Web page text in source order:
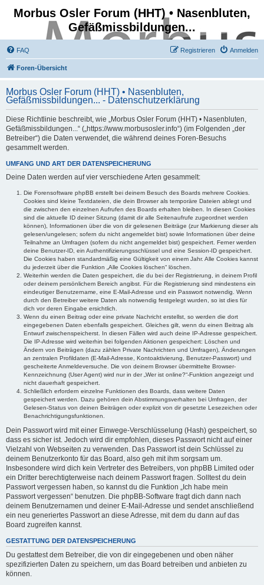
Morbus Osler Forum (HHT) • Nasenbluten,
Gefäßmissbildungen...
FAQ Anmelden
Registrieren
Foren-Übersicht
Morbus Osler Forum (HHT) • Nasenbluten,
Gefäßmissbildungen... - Datenschutzerklärung
Diese Richtlinie beschreibt, wie „Morbus Osler Forum (HHT) • Nasenbluten,
Gefäßmissbildungen...“ („https://www.morbusosler.info“) (im Folgenden „der
Betreiber“) die Daten verwendet, die während deines Foren-Besuchs
gesammelt werden.
UMFANG UND ART DER DATENSPEICHERUNG
Deine Daten werden auf vier verschiedene Arten gesammelt:
Die Forensoftware phpBB erstellt bei deinem Besuch des Boards mehrere Cookies.
Cookies sind kleine Textdateien, die dein Browser als temporäre Dateien ablegt und
die zwischen den einzelnen Aufrufen des Boards erhalten bleiben. In diesen Cookies
sind die aktuelle ID deiner Sitzung (damit dir alle Seitenaufrufe zugeordnet werden
können), Informationen über die von dir gelesenen Beiträge (zur Markierung dieser als
gelesen/ungelesen; sofern du nicht angemeldet bist) sowie Informationen über deine
Teilnahme an Umfragen (sofern du nicht angemeldet bist) gespeichert. Ferner werden
deine Benutzer-ID, ein Authentifizierungsschlüssel und eine Session-ID gespeichert.
Die Cookies haben standardmäßig eine Gültigkeit von einem Jahr. Alle Cookies kannst
du jederzeit über die Funktion „Alle Cookies löschen“ löschen.
Weiterhin werden die Daten gespeichert, die du bei der Registrierung, in deinem Profil
oder deinem persönlichem Bereich angibst. Für die Registrierung sind mindestens ein
eindeutiger Benutzername, eine E-Mail-Adresse und ein Passwort notwendig. Wenn
durch den Betreiber weitere Daten als notwendig festgelegt wurden, so ist dies für
dich vor deren Eingabe ersichtlich.
Wenn du einen Beitrag oder eine private Nachricht erstellst, so werden die dort
eingegebenen Daten ebenfalls gespeichert. Gleiches gilt, wenn du einen Beitrag als
Entwurf zwischenspeicherst. In diesen Fällen wird auch deine IP-Adresse gespeichert.
Die IP-Adresse wird weiterhin bei folgenden Aktionen gespeichert: Löschen und
Ändern von Beiträgen (dazu zählen Private Nachrichten und Umfragen), Änderungen
an zentralen Profildaten (E-Mail-Adresse, Kontoaktivierung, Benutzer-Passwort) und
gescheiterte Anmeldeversuche. Die von deinem Browser übermittelte Browser-
Kennzeichnung (User Agent) wird nur in der „Wer ist online?“-Funktion angezeigt und
nicht dauerhaft gespeichert.
Schließlich erfordern einzelne Funktionen des Boards, dass weitere Daten
gespeichert werden. Dazu gehören dein Abstimmungsverhalten bei Umfragen, der
Gelesen-Status von deinen Beiträgen oder explizit von dir gesetzte Lesezeichen oder
Benachrichtigungsfunktionen.
Dein Passwort wird mit einer Einwege-Verschlüsselung (Hash) gespeichert, so
dass es sicher ist. Jedoch wird dir empfohlen, dieses Passwort nicht auf einer
Vielzahl von Webseiten zu verwenden. Das Passwort ist dein Schlüssel zu
deinem Benutzerkonto für das Board, also geh mit ihm sorgsam um.
Insbesondere wird dich kein Vertreter des Betreibers, von phpBB Limited oder
ein Dritter berechtigterweise nach deinem Passwort fragen. Solltest du dein
Passwort vergessen haben, so kannst du die Funktion „Ich habe mein
Passwort vergessen“ benutzen. Die phpBB-Software fragt dich dann nach
deinem Benutzernamen und deiner E-Mail-Adresse und sendet anschließend
ein neu generiertes Passwort an diese Adresse, mit dem du dann auf das
Board zugreifen kannst.
GESTATTUNG DER DATENSPEICHERUNG
Du gestattest dem Betreiber, die von dir eingegebenen und oben näher
spezifizierten Daten zu speichern, um das Board betreiben und anbieten zu
können.